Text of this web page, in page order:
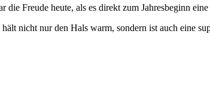
Freude heute, als es direkt zum Jahresbeginn
nicht nur den Hals warm, sondern ist auch eine